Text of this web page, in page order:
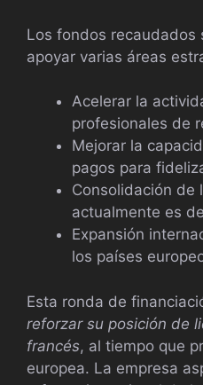
Los fondos recaudados
apoyar varias áreas
Acelerar la
profesionales de
Mejorar la
pagos para
Consolidación de
actualmente es
Expansión
los países
Esta ronda de
reforzar su posición de
francés, al tiempo que
europea. La empresa